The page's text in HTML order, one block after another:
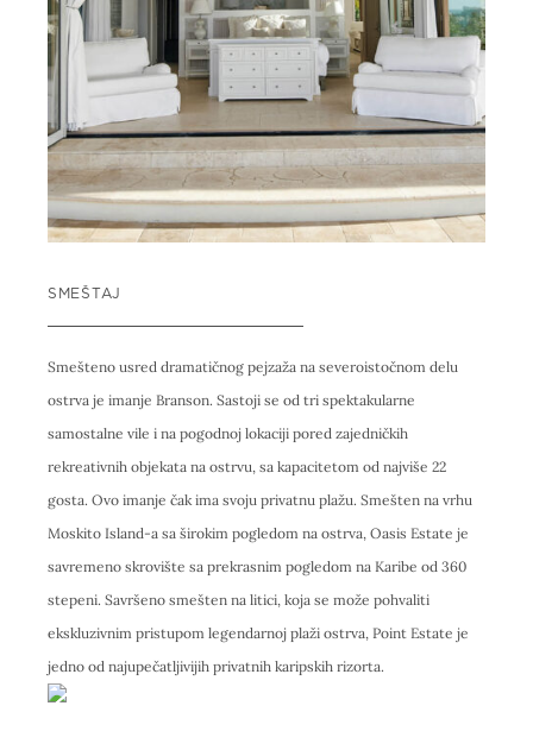
SMEŠTAJ
Smešteno usred dramatičnog pejzaža na severoistočnom delu
ostrva je imanje Branson. Sastoji se od tri spektakularne
samostalne vile i na pogodnoj lokaciji pored zajedničkih
rekreativnih objekata na ostrvu, sa kapacitetom od najviše 22
gosta. Ovo imanje čak ima svoju privatnu plažu. Smešten na vrhu
Moskito Island-a sa širokim pogledom na ostrva, Oasis Estate je
savremeno skrovište sa prekrasnim pogledom na Karibe od 360
stepeni. Savršeno smešten na litici, koja se može pohvaliti
ekskluzivnim pristupom legendarnoj plaži ostrva, Point Estate je
jedno od najupečatljivijih privatnih karipskih rizorta.